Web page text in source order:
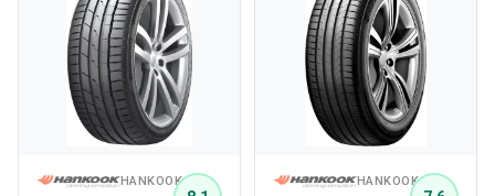
HANKOOK HANKOOK